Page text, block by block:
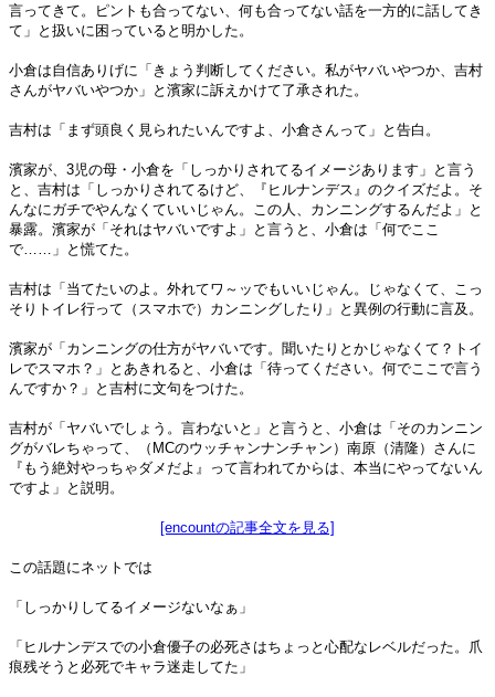
言ってきて。ピントも合ってない、何も合ってない話を一方的に話してき
て」と扱いに困っていると明かした。
小倉は自信ありげに「きょう判断してください。私がヤバいやつか、吉村
さんがヤバいやつか」と濱家に訴えかけて了承された。
吉村は「まず頭良く見られたいんですよ、小倉さんって」と告白。
濱家が、3児の母・小倉を「しっかりされてるイメージあります」と言う
と、吉村は「しっかりされてるけど、『ヒルナンデス』のクイズだよ。そ
んなにガチでやんなくていいじゃん。この人、カンニングするんだよ」と
暴露。濱家が「それはヤバいですよ」と言うと、小倉は「何でここ
で……」と慌てた。
吉村は「当てたいのよ。外れてワ～ッでもいいじゃん。じゃなくて、こっ
そりトイレ行って（スマホで）カンニングしたり」と異例の行動に言及。
濱家が「カンニングの仕方がヤバいです。聞いたりとかじゃなくて？トイ
レでスマホ？」とあきれると、小倉は「待ってください。何でここで言う
んですか？」と吉村に文句をつけた。
吉村が「ヤバいでしょう。言わないと」と言うと、小倉は「そのカンニン
グがバレちゃって、（MCのウッチャンナンチャン）南原（清隆）さんに
『もう絶対やっちゃダメだよ』って言われてからは、本当にやってないん
ですよ」と説明。
[encountの記事全文を見る]
この話題にネットでは
「しっかりしてるイメージないなぁ」
「ヒルナンデスでの小倉優子の必死さはちょっと心配なレベルだった。爪
痕残そうと必死でキャラ迷走してた」